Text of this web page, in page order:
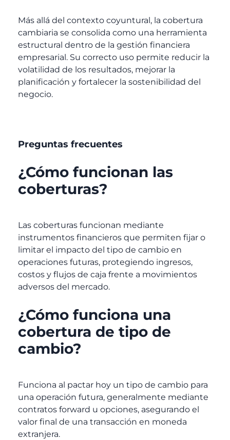
Más allá del contexto coyuntural, la cobertura
cambiaria se consolida como una herramienta
estructural dentro de la gestión financiera
empresarial. Su correcto uso permite reducir la
volatilidad de los resultados, mejorar la
planificación y fortalecer la sostenibilidad del
negocio.
Preguntas frecuentes
¿Cómo funcionan las
coberturas?
Las coberturas funcionan mediante
instrumentos financieros que permiten fijar o
limitar el impacto del tipo de cambio en
operaciones futuras, protegiendo ingresos,
costos y flujos de caja frente a movimientos
adversos del mercado.
¿Cómo funciona una
cobertura de tipo de
cambio?
Funciona al pactar hoy un tipo de cambio para
una operación futura, generalmente mediante
contratos forward u opciones, asegurando el
valor final de una transacción en moneda
extranjera.